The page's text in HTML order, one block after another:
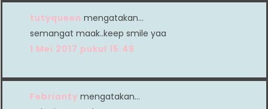
tutyqueen mengatakan…
semangat maak..keep smile yaa
1 Mei 2017 pukul 15.49
Febrianty mengatakan…